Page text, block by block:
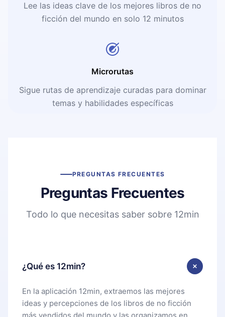
Lee las ideas clave de los mejores libros de no
ficción del mundo en solo 12 minutos
Microrutas
Sigue rutas de aprendizaje curadas para dominar
temas y habilidades específicas
PREGUNTAS FRECUENTES
Preguntas Frecuentes
Todo lo que necesitas saber sobre 12min
¿Qué es 12min?
En la aplicación 12min, extraemos las mejores
ideas y percepciones de los libros de no ficción